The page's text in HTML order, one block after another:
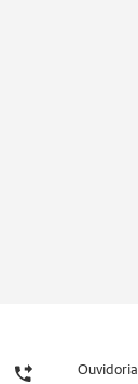
Ouvidoria